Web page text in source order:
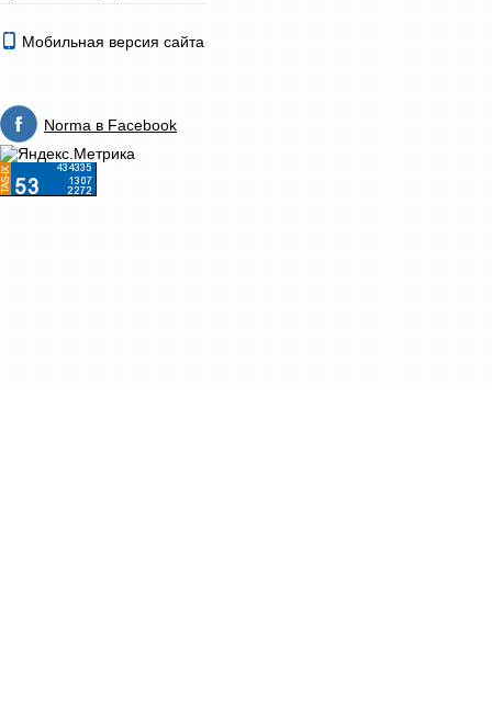
Мобильная версия сайта
Norma в Facebook